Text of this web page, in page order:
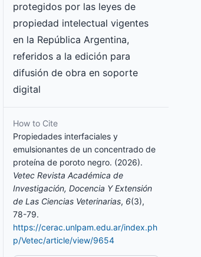
protegidos por las leyes de
propiedad intelectual vigentes
en la República Argentina,
referidos a la edición para
difusión de obra en soporte
digital
How to Cite
Propiedades interfaciales y
emulsionantes de un concentrado de
proteína de poroto negro. (2026).
Vetec Revista Académica de
Investigación, Docencia Y Extensión
de Las Ciencias Veterinarias, 6(3),
78-79.
https://cerac.unlpam.edu.ar/index.ph
p/Vetec/article/view/9654